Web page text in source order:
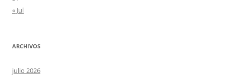
« Jul
ARCHIVOS
julio 2026